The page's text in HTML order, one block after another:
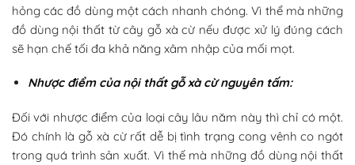
hỏng các đồ dùng một cách nhanh chóng. Vì thể mà những
đồ dùng nội thất từ cây gỗ xà cừ nếu được xử lý đúng cách
sẽ hạn chế tối đa khả năng xâm nhập của mối mọt.
Nhược điểm của nội thất gỗ xà cừ nguyên tấm:
Đối với nhược điểm của loại cây lâu năm này thì chỉ có một.
Đó chính là gỗ xà cừ rất dễ bị tình trạng cong vênh co ngót
trong quá trình sản xuất. Vì thế mà những đồ dùng nội thất